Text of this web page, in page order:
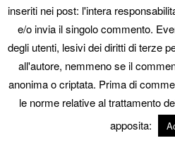
visitawww.emanuelavolpe.it
Questo articolo è stato pubblicato in
Aggiungi ilpermalinkai segnalibri.
© 2026 Aforma. p.iva 01431310331 - tel
Geo
inseriti nei post: l'intera
e/o invia il singolo commento.
degli utenti, lesivi dei diritti di terze
all'autore, nemmeno se il
anonima o criptata. Prima di
le norme relative al trattamento
apposita: